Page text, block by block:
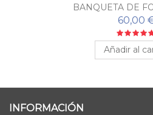
BANQUETA DE
60,00
Añadir al
INFORMACIÓN